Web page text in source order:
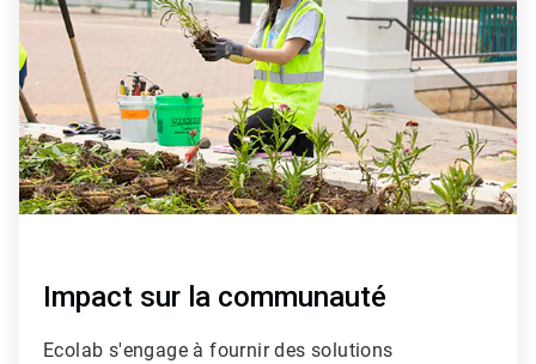
4
Impact sur la communauté
Ecolab s'engage à fournir des solutions